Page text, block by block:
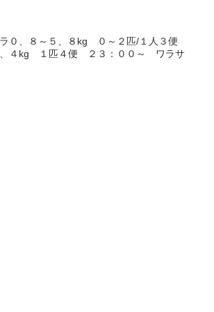
０、８～５、８kg ０～２匹/１人３便
、４kg １匹４便 ２３：００～ ワラサ